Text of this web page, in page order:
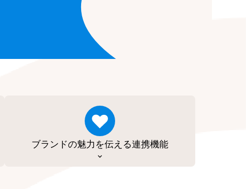
ブランドの魅力を伝える連携機能